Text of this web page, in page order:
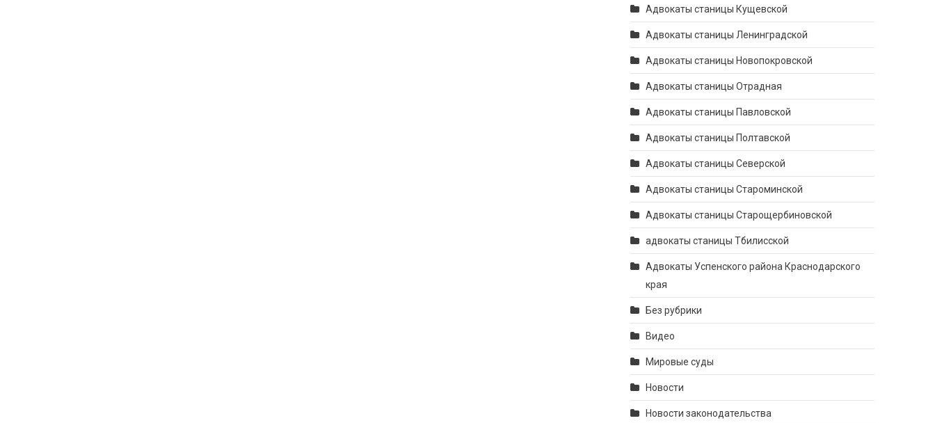
Адвокаты станицы Кущевской
Адвокаты станицы Ленинградской
Адвокаты станицы Новопокровской
Адвокаты станицы Отрадная
Адвокаты станицы Павловской
Адвокаты станицы Полтавской
Адвокаты станицы Северской
Адвокаты станицы Староминской
Адвокаты станицы Старощербиновской
адвокаты станицы Тбилисской
Адвокаты Успенского района Краснодарского
края
Без рубрики
Видео
Мировые суды
Новости
Новости законодательства